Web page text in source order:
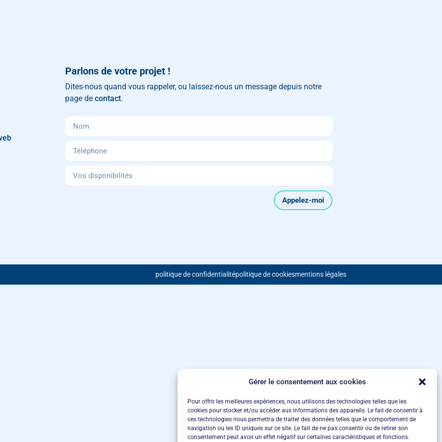
Gérer le consentement aux cookies
Pour offrir les meilleures expériences, nous utilisons des technologies telles que les
cookies pour stocker et/ou accéder aux informations des appareils. Le fait de consentir à
ces technologies nous permettra de traiter des données telles que le comportement de
navigation ou les ID uniques sur ce site. Le fait de ne pas consentir ou de retirer son
consentement peut avoir un effet négatif sur certaines caractéristiques et fonctions.
Parlons de votre projet !
Dites-nous quand vous rappeler, ou laissez-nous un message depuis notre
page decontact.
Appelez-moi
politique de confidentialitépolitique de cookiesmentions légales